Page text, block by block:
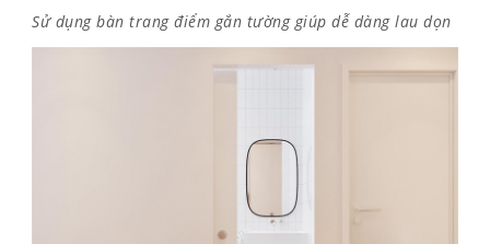
Sử dụng bàn trang điểm gắn tường giúp dễ dàng lau dọn